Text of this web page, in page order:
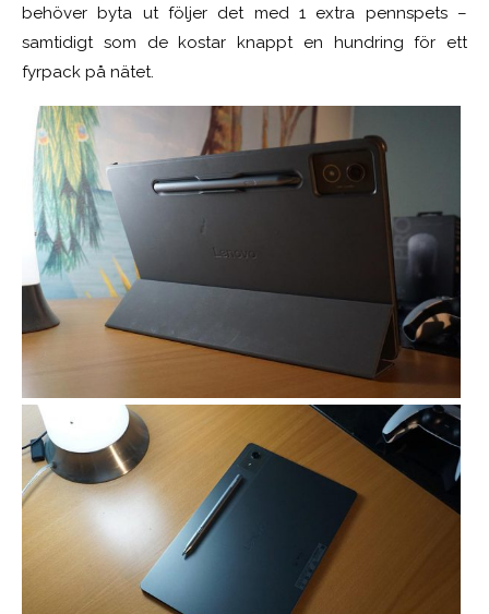
behöver byta ut följer det med 1 extra pennspets –
samtidigt som de kostar knappt en hundring för ett
fyrpack på nätet.